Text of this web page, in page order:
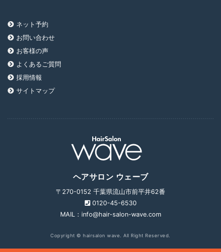
ネット予約
お問い合わせ
お客様の声
よくあるご質問
採用情報
サイトマップ
ヘアサロン ウェーブ
〒270-0152 千葉県流山市前平井62番
0120-45-6530
MAIL：info@hair-salon-wave.com
Copyright © hairsalon wave. All Right Reserved.